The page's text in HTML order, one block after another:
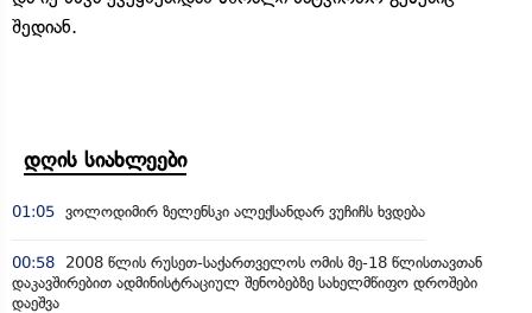
შედიან.
დღის სიახლეები
01:05 ვოლოდიმირ ზელენსკი ალექსანდარ ვუჩიჩს ხვდება
00:58
2008 წლის რუსეთ-საქართველოს ომის მე-18 წლისთავთან
დაკავშირებით ადმინისტრაციულ შენობებზე სახელმწიფო დროშები
დაეშვა